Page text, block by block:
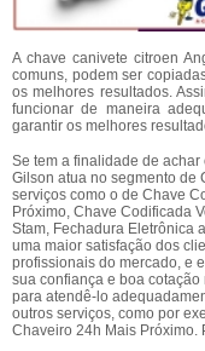
A chave canivete citroen
comuns, podem ser
os melhores resultados.
funcionar de maneira
garantir os melhores
Se tem a finalidade de achar
Gilson atua no segmento de
serviços como o de Chave
Próximo, Chave Codificada
Stam, Fechadura Eletrônica
uma maior satisfação dos
profissionais do mercado, e
sua confiança e boa
para atendê-lo
outros serviços, como por
Chaveiro 24h Mais Próximo.